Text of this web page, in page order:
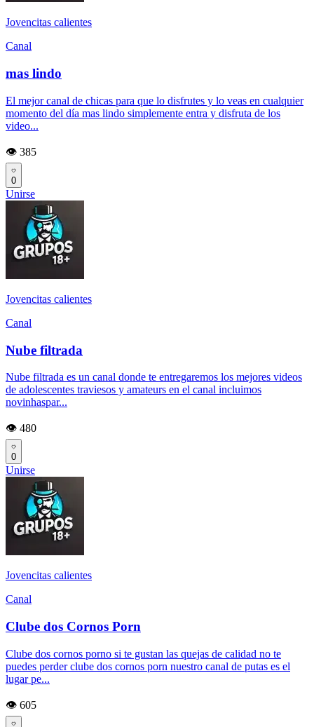
Jovencitas calientes
Canal
mas lindo
El mejor canal de chicas para que lo disfrutes y lo veas en cualquier
momento del día mas lindo simplemente entra y disfruta de los
video...
👁️ 385
0
Unirse
Jovencitas calientes
Canal
Nube filtrada
Nube filtrada es un canal donde te entregaremos los mejores videos
de adolescentes traviesos y amateurs en el canal incluimos
novinhaspar...
👁️ 480
0
Unirse
Jovencitas calientes
Canal
Clube dos Cornos Porn
Clube dos cornos porno si te gustan las quejas de calidad no te
puedes perder clube dos cornos porn nuestro canal de putas es el
lugar pe...
👁️ 605